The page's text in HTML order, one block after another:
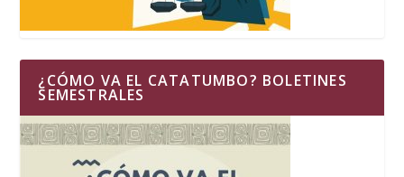
¿CÓMO VA EL CATATUMBO? BOLETINES
SEMESTRALES